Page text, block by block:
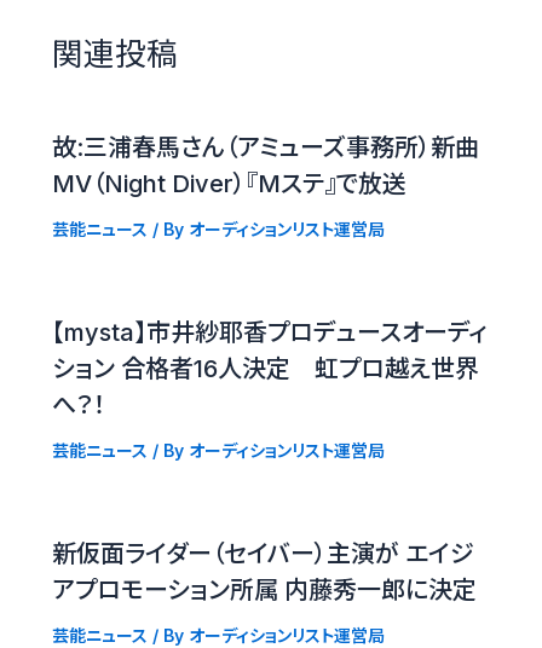
関連投稿
故:三浦春馬さん（アミューズ事務所）新曲
MV（Night Diver）『Mステ』で放送
芸能ニュース / By オーディションリスト運営局
【mysta】市井紗耶香プロデュースオーディ
ション 合格者16人決定 虹プロ越え世界
へ？！
芸能ニュース / By オーディションリスト運営局
新仮面ライダー（セイバー）主演が エイジ
アプロモーション所属 内藤秀一郎に決定
芸能ニュース / By オーディションリスト運営局